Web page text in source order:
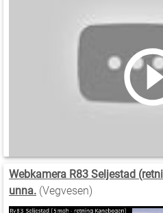
Webkamera R83 Seljestad
unna. (Vegvesen)